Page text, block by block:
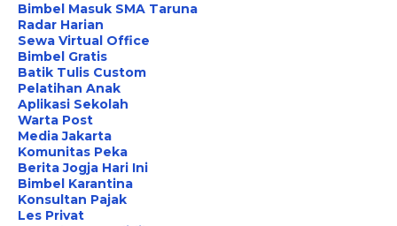
Bimbel Masuk SMA Taruna
Radar Harian
Sewa Virtual Office
Bimbel Gratis
Batik Tulis Custom
Pelatihan Anak
Aplikasi Sekolah
Warta Post
Media Jakarta
Komunitas Peka
Berita Jogja Hari Ini
Bimbel Karantina
Konsultan Pajak
Les Privat